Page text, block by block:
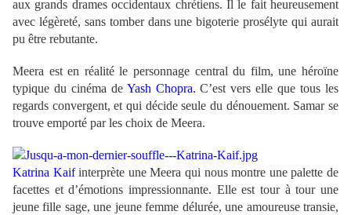
aux grands drames occidentaux chrétiens. Il le fait heureusement
avec légèreté, sans tomber dans une bigoterie prosélyte qui aurait
pu être rebutante.
Meera est en réalité le personnage central du film, une héroïne
typique du cinéma de Yash Chopra. C’est vers elle que tous les
regards convergent, et qui décide seule du dénouement. Samar se
trouve emporté par les choix de Meera.
Katrina Kaifinterprète une Meera qui nous montre une palette de
facettes et d’émotions impressionnante. Elle est tour à tour une
jeune fille sage, une jeune femme délurée, une amoureuse transie,